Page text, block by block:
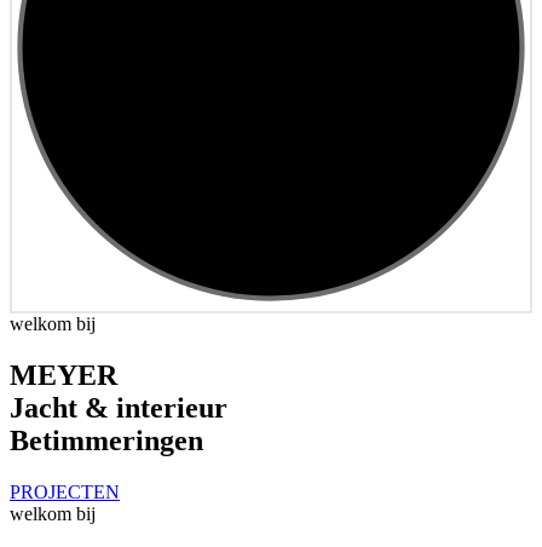
welkom bij
MEYER
Jacht & interieur
Betimmeringen
PROJECTEN
welkom bij